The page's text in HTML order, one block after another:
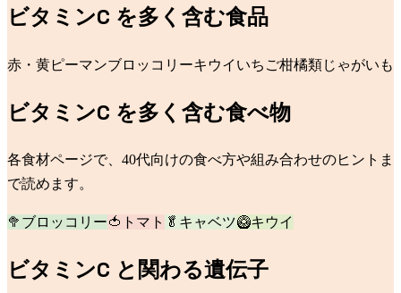
ビタミンC を多く含む食品
赤・黄ピーマンブロッコリーキウイ いちご柑橘類じゃがいも
ビタミンC を多く含む食べ物
各食材ページで、40代向けの食べ方や組み合わせのヒントま
で読めます。
🥦 ブロッコリー🍅 トマト 🥬 キャベツ🥝キウイ
ビタミンC と関わる遺伝子